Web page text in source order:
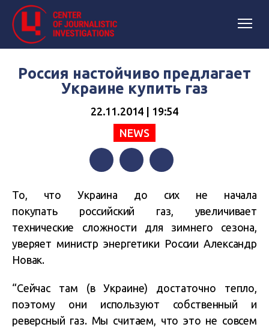
Россия настойчиво предлагает
Украине купить газ
22.11.2014 | 19:54
NEWS
То, что Украина до сих не начала
покупать российский газ, увеличивает
технические сложности для зимнего сезона,
уверяет министр энергетики России Александр
Новак.
“Сейчас там (в Украине) достаточно тепло,
поэтому они используют собственный и
реверсный газ. Мы считаем, что это не совсем